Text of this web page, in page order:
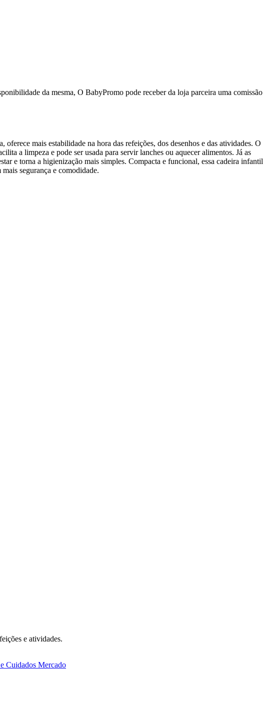
da mesma, O BabyPromo pode receber da loja parceira uma comissão
mais estabilidade na hora das refeições, dos desenhos e das atividades. O
a limpeza e pode ser usada para servir lanches ou aquecer alimentos. Já as
e torna a higienização mais simples. Compacta e funcional, essa cadeira infantil
segurança e comodidade.
e atividades.
Cuidados Mercado